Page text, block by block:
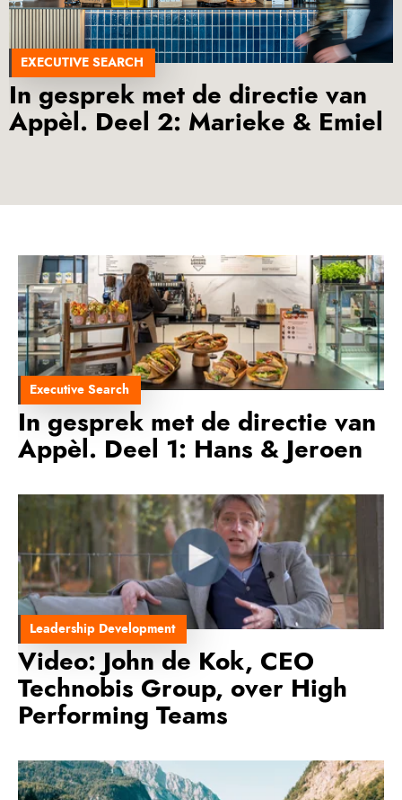
Over Quaestus
Nieuws & insights
Secure Base Leadership
Ons Team
Onze Partners
Certificering
Contact
EXECUTIVE SEARCH
In gesprek met de directie van
Appèl. Deel 2: Marieke & Emiel
Executive Search
In gesprek met de directie van
Appèl. Deel 1: Hans & Jeroen
Leadership Development
Video: John de Kok, CEO
Technobis Group, over High
Performing Teams